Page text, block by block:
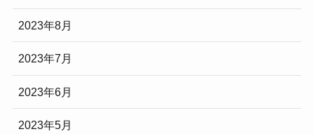
2023年8月
2023年7月
2023年6月
2023年5月